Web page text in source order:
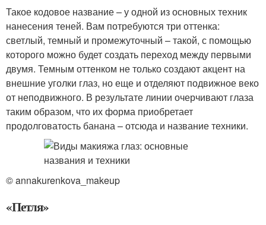
Такое кодовое название – у одной из основных техник
нанесения теней. Вам потребуются три оттенка:
светлый, темный и промежуточный – такой, с помощью
которого можно будет создать переход между первыми
двумя. Темным оттенком не только создают акцент на
внешние уголки глаз, но еще и отделяют подвижное веко
от неподвижного. В результате линии очерчивают глаза
таким образом, что их форма приобретает
продолговатость банана – отсюда и название техники.
© annakurenkova_makeup
«Петля»